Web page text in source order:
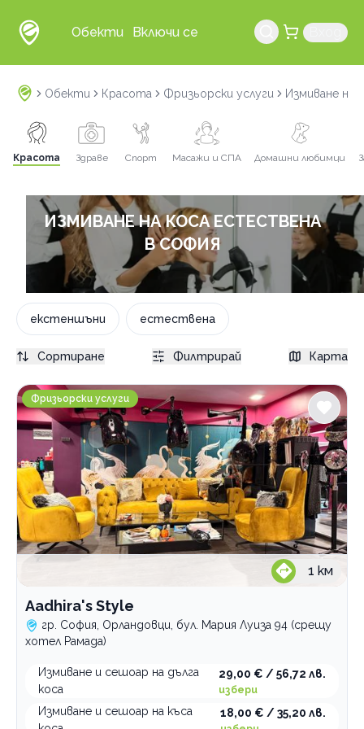
Обекти Включи се
Обекти Красота Фризьорски услуги Измиване на
Красота Здраве Спорт Масажи и СПА Домашни любимци
ИЗМИВАНЕ НА КОСА ЕСТЕСТВЕНА
В СОФИЯ
екстеншъни естествена
Aadhira's Style
Фризьорски услуги
1 км
Aadhira's Style
гр. София, Орландовци, бул. Мария Луиза 94 (срещу
хотел Рамада)
Измиване и сешоар на дълга
коса
29,00 € / 56,72 лв.
избери
Измиване и сешоар на къса
18,00 € / 35,20 лв.
Сортиране Филтрирай Карта
София
Орландовци
Център
Услуги
Боядисване на коса
балеаж
кичури
мъже
обезцветяване
с боя на клиент
цялостно
Диагностика на скалп и коса
анализ
Екстеншъни
сваляне
сешоар
естествена
Подстригване
бретон
брюлаж
дамско
Прически
официална
плитки
Терапии за коса
възстановяваща